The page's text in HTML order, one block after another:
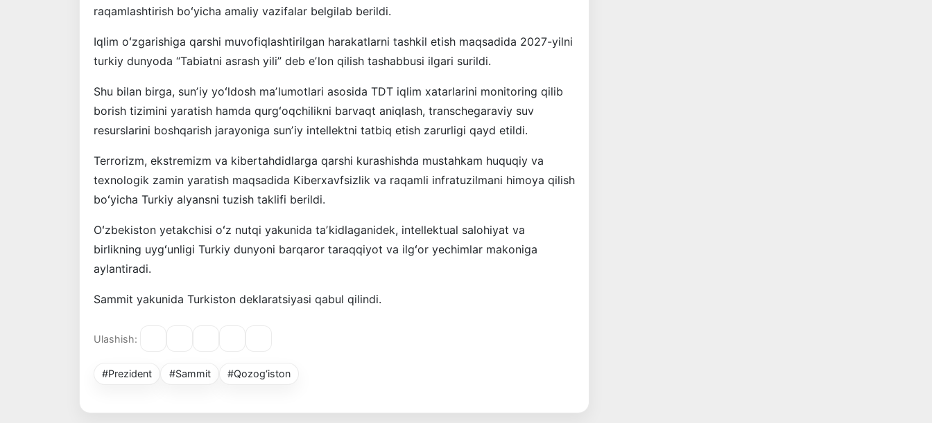
raqamlashtirish boʻyicha amaliy vazifalar belgilab berildi.
Iqlim oʻzgarishiga qarshi muvofiqlashtirilgan harakatlarni tashkil etish maqsadida 2027-yilni
turkiy dunyoda “Tabiatni asrash yili” deb eʼlon qilish tashabbusi ilgari surildi.
Shu bilan birga, sunʼiy yoʻldosh maʼlumotlari asosida TDT iqlim xatarlarini monitoring qilib
borish tizimini yaratish hamda qurgʻoqchilikni barvaqt aniqlash, transchegaraviy suv
resurslarini boshqarish jarayoniga sunʼiy intellektni tatbiq etish zarurligi qayd etildi.
Terrorizm, ekstremizm va kibertahdidlarga qarshi kurashishda mustahkam huquqiy va
texnologik zamin yaratish maqsadida Kiberxavfsizlik va raqamli infratuzilmani himoya qilish
boʻyicha Turkiy alyansni tuzish taklifi berildi.
Oʻzbekiston yetakchisi oʻz nutqi yakunida taʼkidlaganidek, intellektual salohiyat va
birlikning uygʻunligi Turkiy dunyoni barqaror taraqqiyot va ilgʻor yechimlar makoniga
aylantiradi.
Sammit yakunida Turkiston deklaratsiyasi qabul qilindi.
Ulashish:
#Prezident #Sammit #Qozog‘iston